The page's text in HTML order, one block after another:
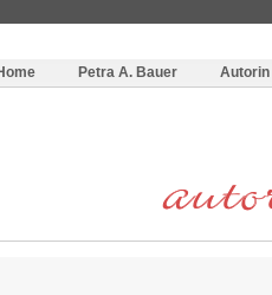
Petra A. Bauer Autorin